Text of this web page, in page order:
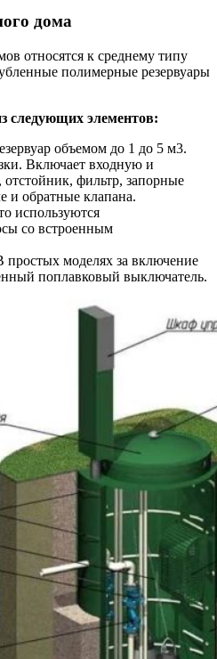
дома
относятся к среднему типу
полимерные резервуары
следующих элементов:
объемом до 1 до 5 м3.
Включает входную и
фильтр, запорные
и обратные клапана.
используются
со встроенным
простых моделях за включение
поплавковый выключатель.